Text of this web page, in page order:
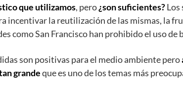
que utilizamos, pero¿son suficientes?Los
incentivar la reutilización de las mismas, la
como San Francisco han prohibido el uso de
son positivas para el medio ambiente pero
grandeque es uno de los temas más